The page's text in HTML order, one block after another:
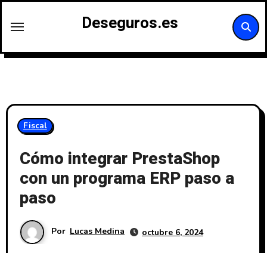
Deseguros.es
Fiscal
Cómo integrar PrestaShop
con un programa ERP paso a
paso
Por Lucas Medina octubre 6, 2024